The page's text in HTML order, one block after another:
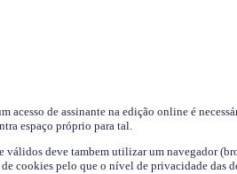
acesso de assinante na edição online é
espaço próprio para tal.
válidos deve tambem utilizar um navegador
cookies pelo que o nível de privacidade das